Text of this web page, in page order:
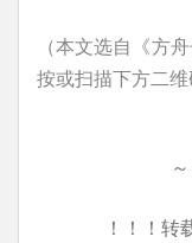
（本文选自《方
按或扫描下方二维
！！！转